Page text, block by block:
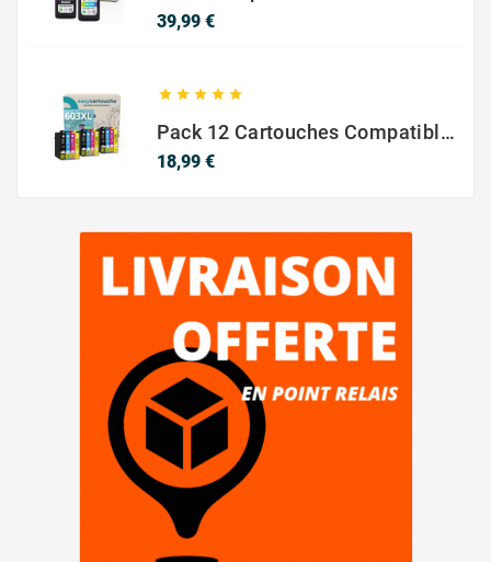
39,99 €Prix
    
Pack 12 Cartouches Compatible EPSON 603XL
18,99 €Prix